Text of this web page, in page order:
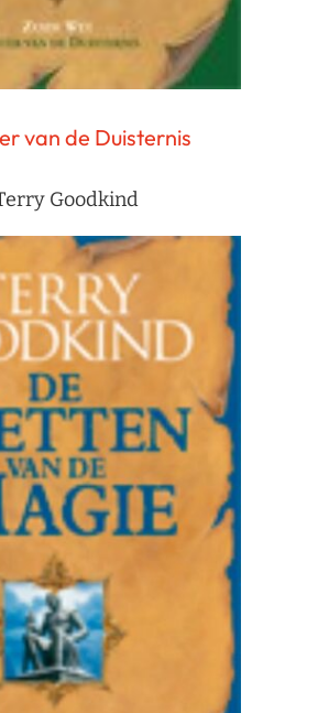
van de Duisternis
Goodkind